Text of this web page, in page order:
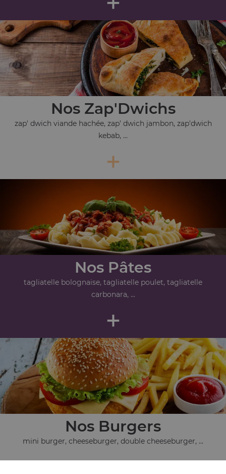
Nos Zap'Dwichs
zap' dwich viande hachée, zap' dwich jambon, zap'dwich
kebab, ...
+
Nos Pâtes
tagliatelle bolognaise, tagliatelle poulet, tagliatelle
carbonara, ...
+
Nos Burgers
mini burger, cheeseburger, double cheeseburger, ...
+